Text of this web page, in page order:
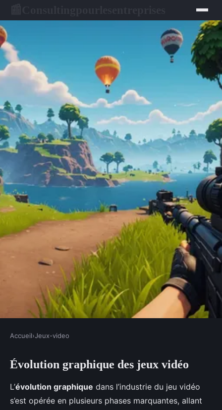
Pong à Fortnite: comment les
graphismes de jeux vidéo ont
évolué
Accueil›Jeux-video
Évolution graphique des jeux vidéo
L’évolution graphique dans l’industrie du jeu vidéo
s’est opérée en plusieurs phases marquantes, allant